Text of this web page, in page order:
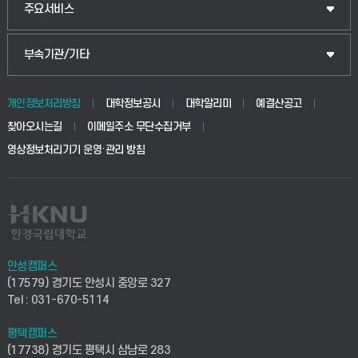
생명공학부
사회안전시스템공학부
컴퓨터응용수학부
ICT로봇기계공학부
산업대학원
공공정책대학원
교육대학원
주요서비스
입학안내
웹메일
학사시스템(전문학사 및 전공심화)
사이버캠퍼스(전문학사 및 전공심화)
시설바로처리서비스
연구실안전관리시스템
산학연구관리시스템
부속기관/기타
중앙도서관
학생생활관(안성)
산학협력단
취업지원센터
창업지원센터
현장실습지원센터
개인정보처리방침 대학정보공시 대학알리미
예결산공고
찾아오시는길
이메일주소 무단수집거부
영상정보처리기기 운영·관리 방침
안성캠퍼스
(17579) 경기도 안성시 중앙로 327
Tel : 031-670-5114
평택캠퍼스
(17738) 경기도 평택시 삼남로 283